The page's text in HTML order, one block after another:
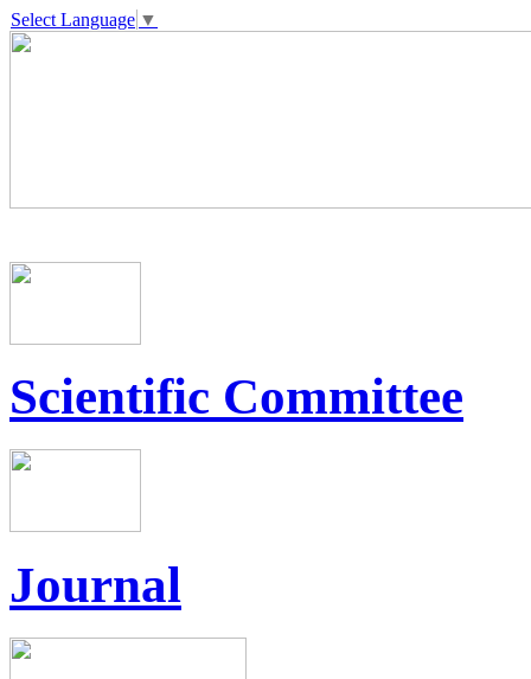
Select Language ▼
Scientific Committee
Journal